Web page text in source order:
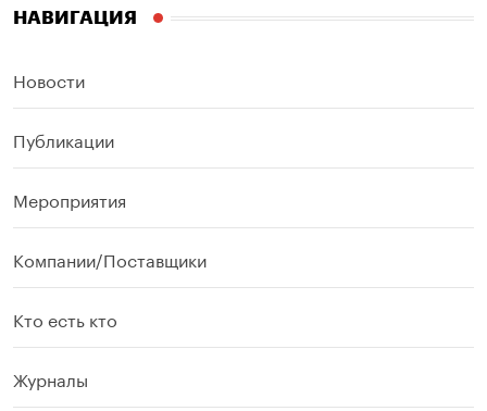
НАВИГАЦИЯ
Новости
Публикации
Мероприятия
Компании/Поставщики
Кто есть кто
Журналы